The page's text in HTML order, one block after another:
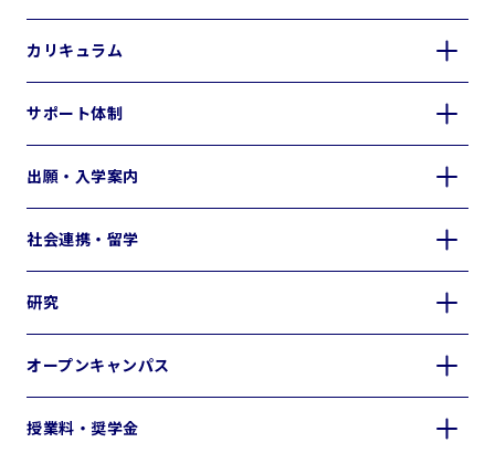
カリキュラム
サポート体制
出願・入学案内
社会連携・留学
研究
オープンキャンパス
授業料・奨学金